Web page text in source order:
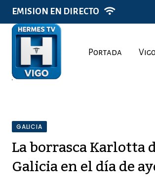
Skip
content
EMISION EN DIRECTO
Portada
GALICIA
La borrasca Karlotta
Galicia en el día de